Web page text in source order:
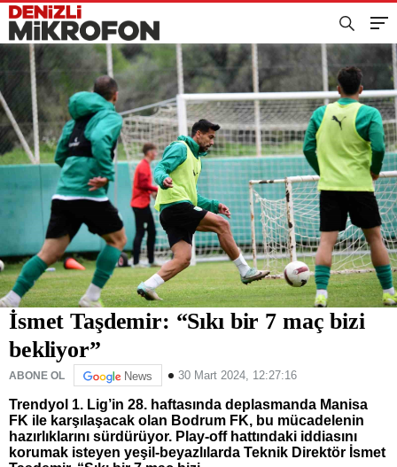
İsmet Taşdemir: “Sıkı bir 7 maç bizi
bekliyor”
ABONE OL News 30 Mart 2024, 12:27:16
Trendyol 1. Lig’in 28. haftasında deplasmanda Manisa
FK ile karşılaşacak olan Bodrum FK, bu mücadelenin
hazırlıklarını sürdürüyor. Play-off hattındaki iddiasını
korumak isteyen yeşil-beyazlılarda Teknik Direktör İsmet